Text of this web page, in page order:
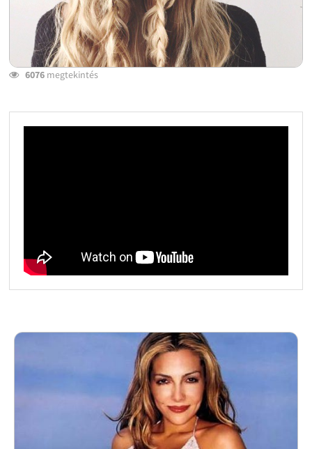
6076megtekintés